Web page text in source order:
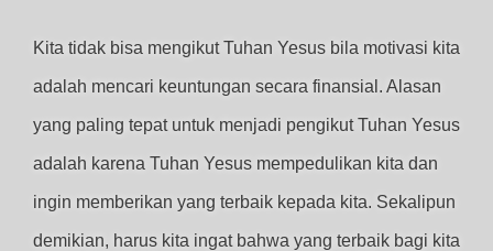
Kita tidak bisa mengikut Tuhan Yesus bila motivasi kita
adalah mencari keuntungan secara finansial. Alasan
yang paling tepat untuk menjadi pengikut Tuhan Yesus
adalah karena Tuhan Yesus mempedulikan kita dan
ingin memberikan yang terbaik kepada kita. Sekalipun
demikian, harus kita ingat bahwa yang terbaik bagi kita